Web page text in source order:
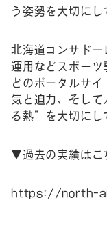
う姿勢を大切にし
北海道コンサドー
運用などスポーツ
どのポータルサ
気と迫力、そし
る熱”を大切にし
▼過去の実績はこ
https://north-